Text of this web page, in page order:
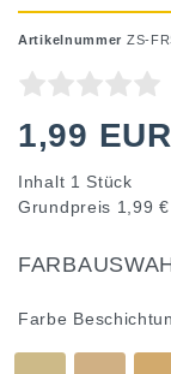
Artikelnummer ZS-
1,99
Inhalt 1 Stück
Grundpreis 1,99
Farbe